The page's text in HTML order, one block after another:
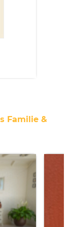
Familie &